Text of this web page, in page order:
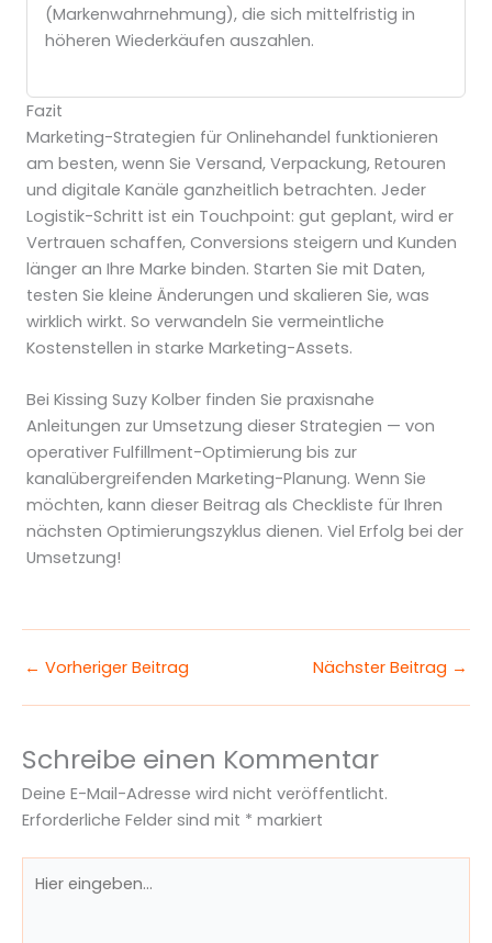
(Markenwahrnehmung), die sich mittelfristig in
höheren Wiederkäufen auszahlen.
Fazit
Marketing-Strategien für Onlinehandel funktionieren
am besten, wenn Sie Versand, Verpackung, Retouren
und digitale Kanäle ganzheitlich betrachten. Jeder
Logistik-Schritt ist ein Touchpoint: gut geplant, wird er
Vertrauen schaffen, Conversions steigern und Kunden
länger an Ihre Marke binden. Starten Sie mit Daten,
testen Sie kleine Änderungen und skalieren Sie, was
wirklich wirkt. So verwandeln Sie vermeintliche
Kostenstellen in starke Marketing-Assets.
Bei Kissing Suzy Kolber finden Sie praxisnahe
Anleitungen zur Umsetzung dieser Strategien — von
operativer Fulfillment-Optimierung bis zur
kanalübergreifenden Marketing-Planung. Wenn Sie
möchten, kann dieser Beitrag als Checkliste für Ihren
nächsten Optimierungszyklus dienen. Viel Erfolg bei der
Umsetzung!
← Vorheriger Beitrag Nächster Beitrag →
Schreibe einen Kommentar
Deine E-Mail-Adresse wird nicht veröffentlicht.
Erforderliche Felder sind mit * markiert
eingeben…